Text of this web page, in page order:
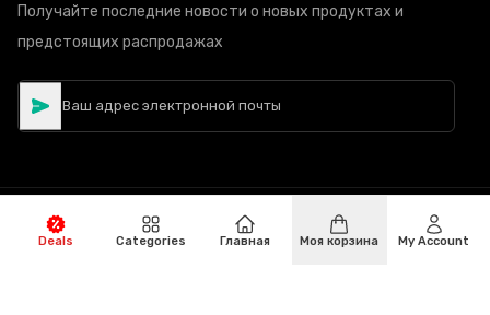
Получайте последние новости о новых продуктах и
предстоящих распродажах
© Авторское право Hiphone Telecom
Все права
Deals Categories Главная Моя корзина My Account